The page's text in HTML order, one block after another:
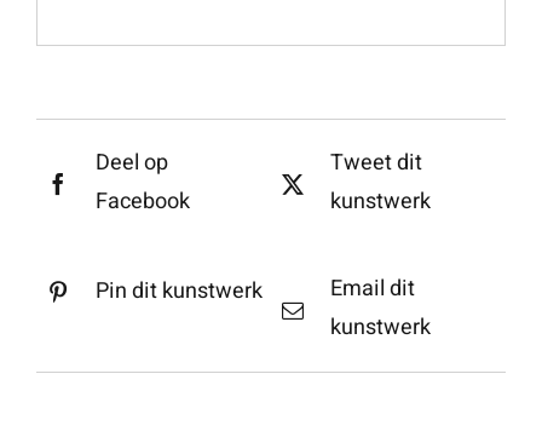
Deel op
Facebook
Tweet dit
kunstwerk
Pin dit kunstwerk
Email dit
kunstwerk